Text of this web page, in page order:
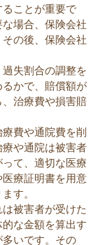
ことが重要で
場合、保険会社
の後、保険会社
失割合の調整を
かで、賠償額が
治療費や損害賠
費や通院費を削
や通院は被害者
て、適切な医療
療証明書を用意
す。
被害者が受けた
な金額を算出す
いです。その